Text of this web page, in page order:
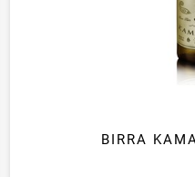
BIRRA